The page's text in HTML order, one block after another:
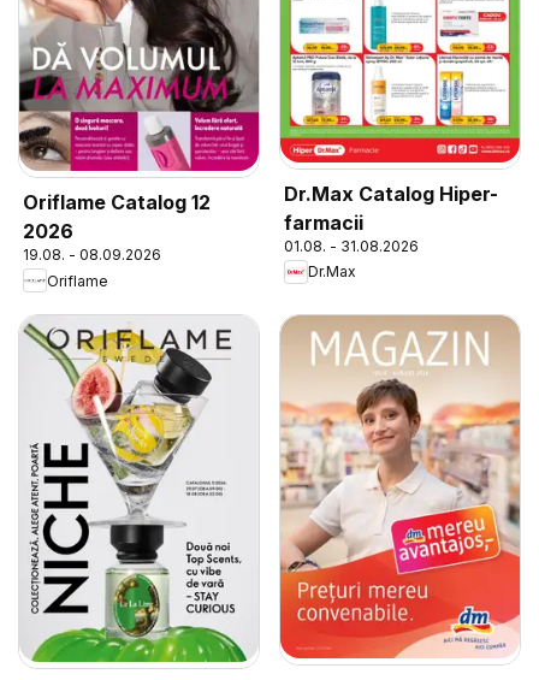
Oriflame Catalog 12
2026
19.08. - 08.09.2026
Oriflame
Dr.Max Catalog Hiper-
farmacii
01.08. - 31.08.2026
Dr.Max